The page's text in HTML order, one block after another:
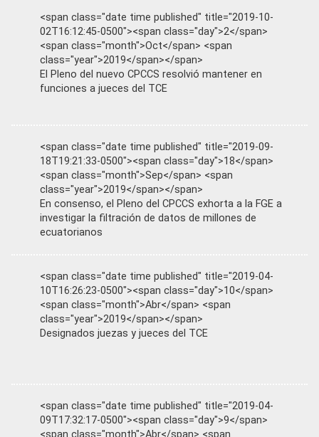
<span class="date time published" title="2019-10-
02T16:12:45-0500"><span class="day">2</span>
<span class="month">Oct</span> <span
class="year">2019</span></span>
El Pleno del nuevo CPCCS resolvió mantener en
funciones a jueces del TCE
<span class="date time published" title="2019-09-
18T19:21:33-0500"><span class="day">18</span>
<span class="month">Sep</span> <span
class="year">2019</span></span>
En consenso, el Pleno del CPCCS exhorta a la FGE a
investigar la filtración de datos de millones de
ecuatorianos
<span class="date time published" title="2019-04-
10T16:26:23-0500"><span class="day">10</span>
<span class="month">Abr</span> <span
class="year">2019</span></span>
Designados juezas y jueces del TCE
<span class="date time published" title="2019-04-
09T17:32:17-0500"><span class="day">9</span>
<span class="month">Abr</span> <span